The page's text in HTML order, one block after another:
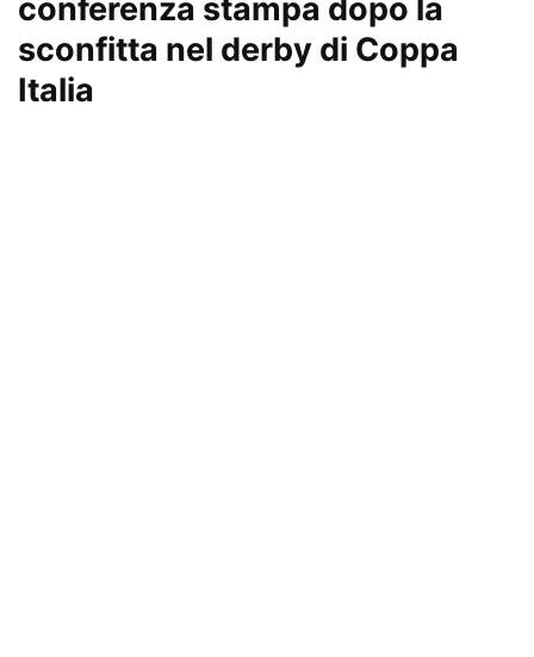
conferenza stampa dopo la
sconfitta nel derby di Coppa
Italia